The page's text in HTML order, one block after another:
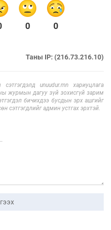
0 0
Таны IP: (216.73.216.10)
unuudur.mn хариуцлага
журмын дагуу зүй зохисгүй зарим
бичихдээ бусдын эрх ашгийг
сэтгэгдлийг админ устгах эрхтэй.